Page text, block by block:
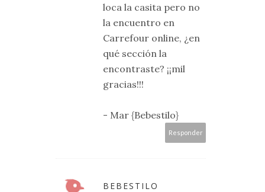
loca la casita pero no
la encuentro en
Carrefour online, ¿en
qué sección la
encontraste? ¡¡mil
gracias!!!
- Mar {Bebestilo}
Responder
BEBESTILO